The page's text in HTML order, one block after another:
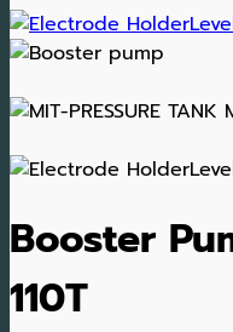
Booster
110T